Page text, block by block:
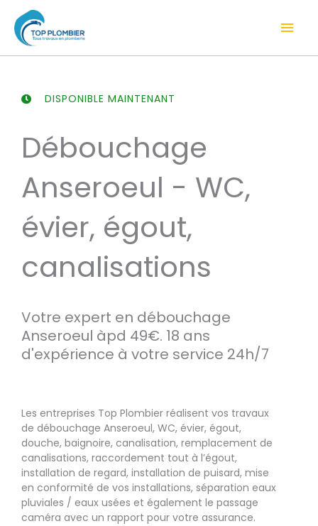
contenu
DISPONIBLE MAINTENANT
Débouchage
Anseroeul - WC,
évier, égout,
canalisations
Votre expert en débouchage
Anseroeul àpd 49€. 18 ans
d'expérience à votre service 24h/7
Les entreprises Top Plombier réalisent vos travaux
de débouchage Anseroeul, WC, évier, égout,
douche, baignoire, canalisation, remplacement de
canalisations, raccordement tout à l’égout,
installation de regard, installation de puisard, mise
en conformité de vos installations, séparation eaux
pluviales / eaux usées et également le passage
caméra avec un rapport pour votre assurance.